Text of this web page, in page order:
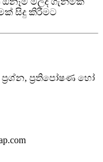
සිදු කිරීමට
ප්‍රතිපෝෂණ හෝ